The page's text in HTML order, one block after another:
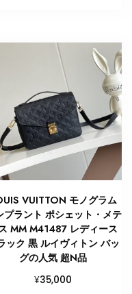
VUITTON モノグラム
プラント ポシェット・メテ
MM M41487 レディース
ック 黒 ルイヴィトン バッ
グの人気 超N品
¥35,000